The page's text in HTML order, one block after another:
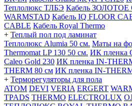
Теплолюкс ТЛБЭ Кабель
WARMSTAD Кабель IQ FLOOR
CABLE Кабель Royal Thermo
+ Теплый пол под ламинат
Теплолюкс Alumia 50 см. Маты на
Thermomat LP 130 50 cм. ИК пленка
Caleo Gold 230 ИК пленка IN-
THERM 80 см ИК пленка IN-
+ Терморегуляторы для пола
ATOM DEVI VERIA ERGERT
TPADS THERMO ELECTROLUX